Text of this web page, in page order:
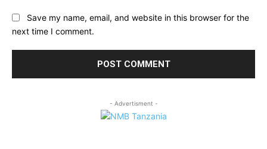
Save my name, email, and website in this browser for the
next time I comment.
- Advertisment -